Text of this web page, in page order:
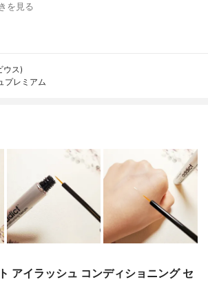
を見る
ウス)
プレミアム
アイラッシュ コンディショニング セ